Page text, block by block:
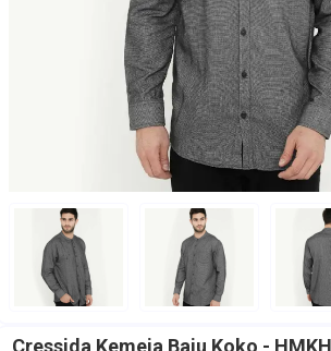
Cressida Kemeja Baju Koko -